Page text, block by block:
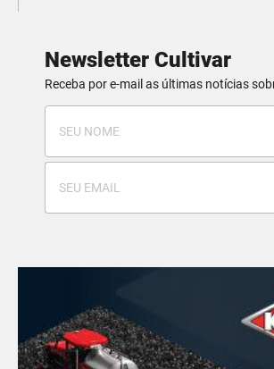
Newsletter Cultivar
Receba por e-mail as últimas notícias